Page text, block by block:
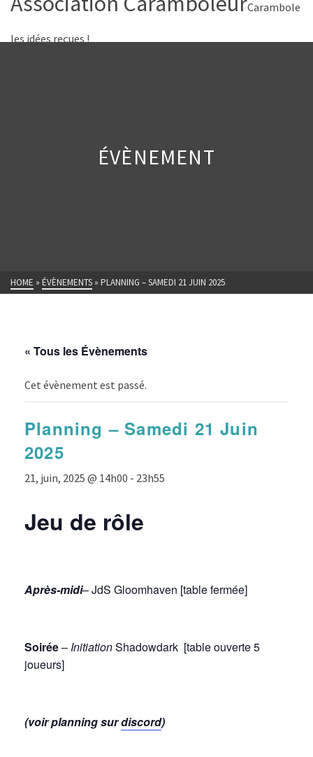
Carambole
les idées reçues !
ÉVÈNEMENT
HOME » ÉVÈNEMENTS » PLANNING – SAMEDI 21 JUIN 2025
« Tous les Évènements
Cet évènement est passé.
Planning – Samedi 21 Juin
2025
21, juin, 2025 @ 14h00 - 23h55
Jeu de rôle
Après-midi– JdS Gloomhaven [table fermée]
Soirée– InitiationShadowdark [table ouverte 5
joueurs]
(voir planning surdiscord)